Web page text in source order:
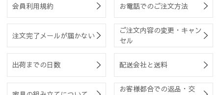
会員利用規約 お電話でのご注文方法
注文完了メールが届かない
ご注文内容の変更・キャン
セル
出荷までの日数 配送会社と送料
お客様都合での返品・交